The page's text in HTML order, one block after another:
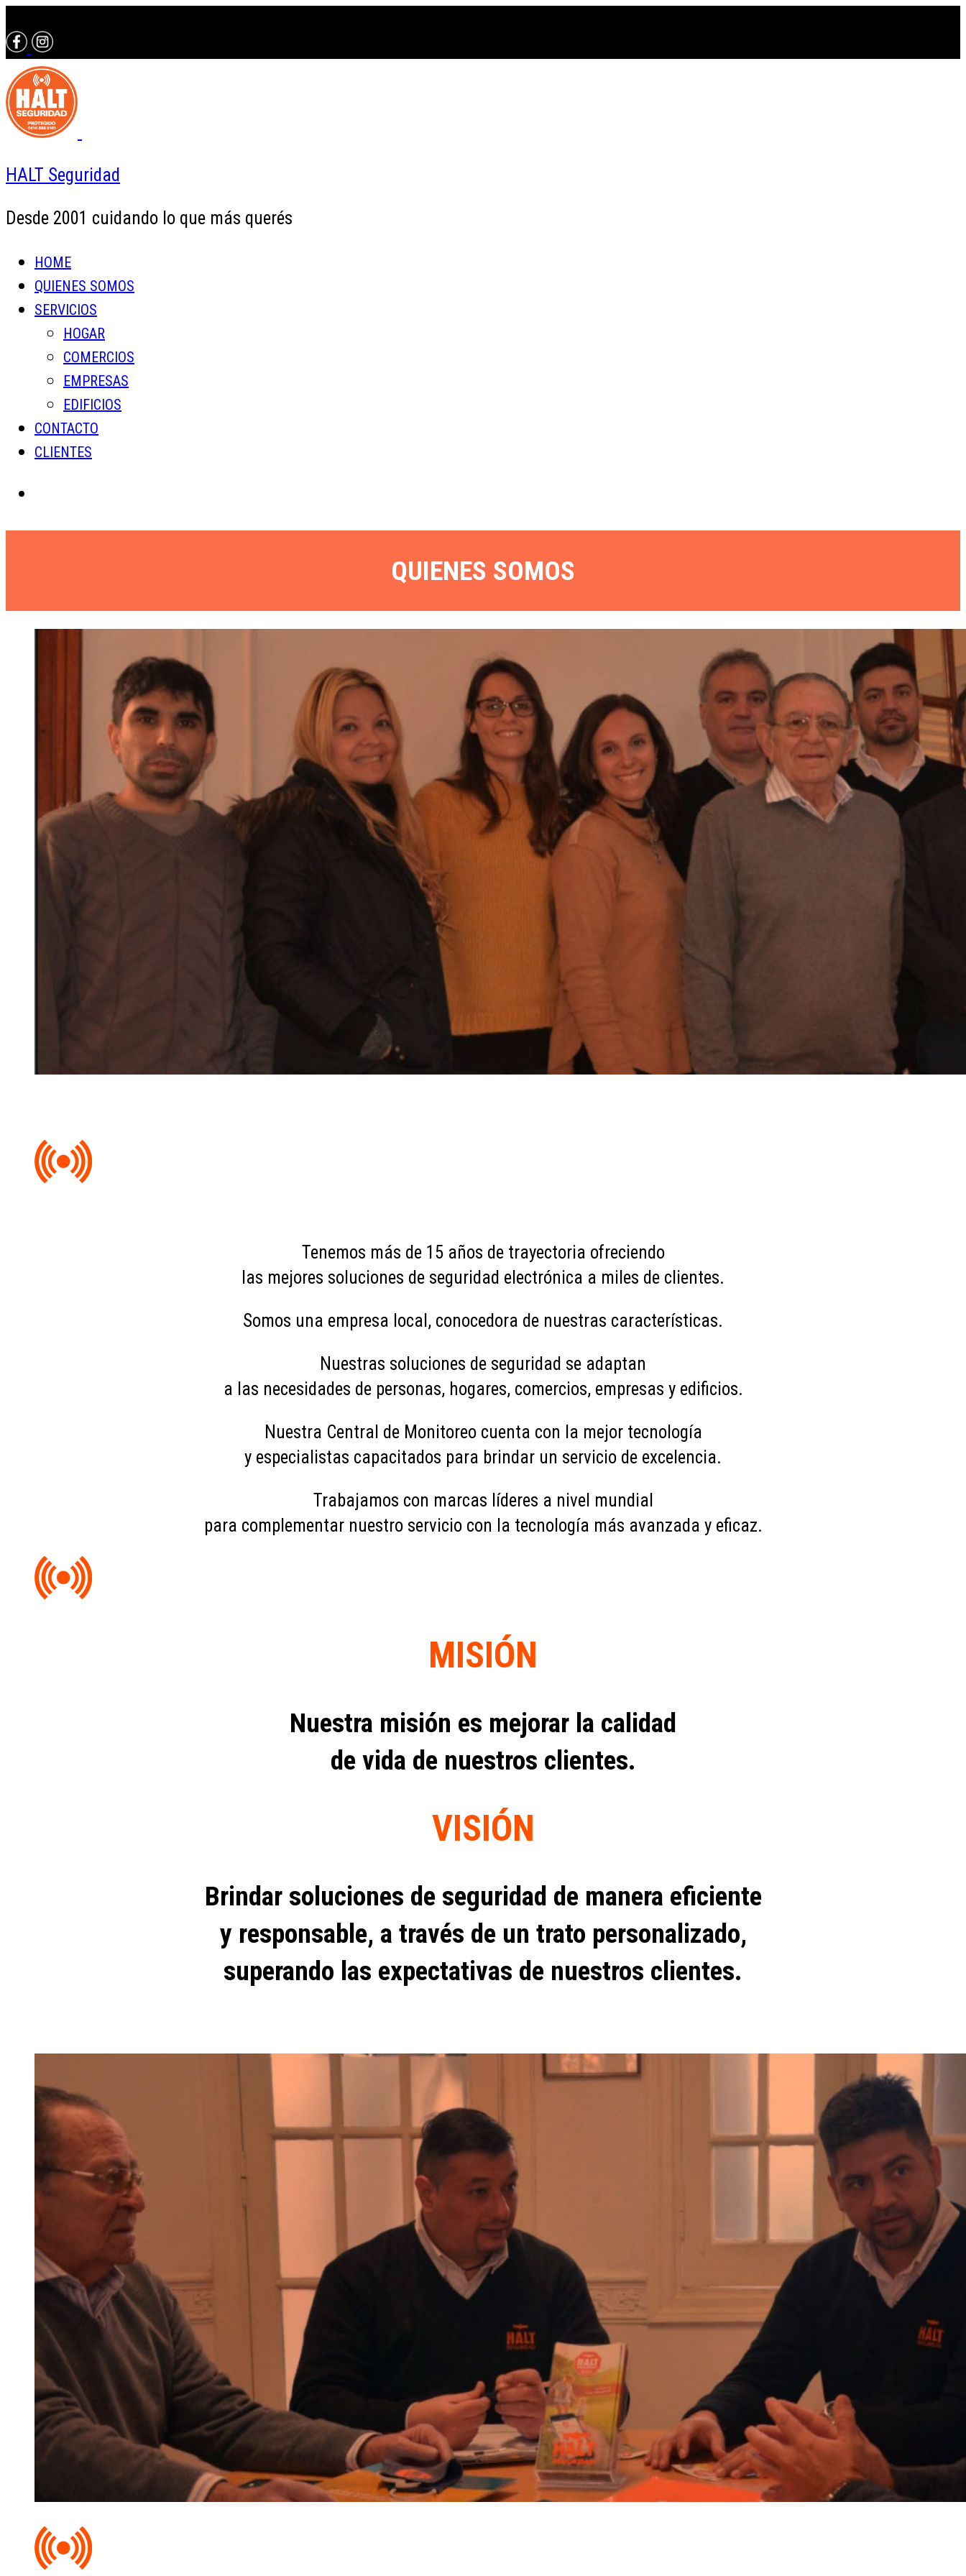
HALT Seguridad
Desde 2001 cuidando lo que más querés
HOME
QUIENES SOMOS
SERVICIOS
HOGAR
COMERCIOS
EMPRESAS
EDIFICIOS
CONTACTO
CLIENTES
QUIENES SOMOS
Tenemos más de 15 años de trayectoria ofreciendo
las mejores soluciones de seguridad electrónica a miles de clientes.
Somos una empresa local, conocedora de nuestras características.
Nuestras soluciones de seguridad se adaptan
a las necesidades de personas, hogares, comercios, empresas y edificios.
Nuestra Central de Monitoreo cuenta con la mejor tecnología
y especialistas capacitados para brindar un servicio de excelencia.
Trabajamos con marcas líderes a nivel mundial
para complementar nuestro servicio con la tecnología más avanzada y eficaz.
MISIÓN
Nuestra misión es mejorar la calidad
de vida de nuestros clientes.
VISIÓN
Brindar soluciones de seguridad de manera eficiente
y responsable, a través de un trato personalizado,
superando las expectativas de nuestros clientes.